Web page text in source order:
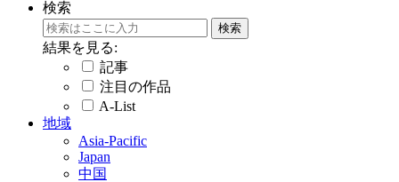
検索
結果を見る:
記事
注目の作品
A-List
地域
Asia-Pacific
Japan
中国